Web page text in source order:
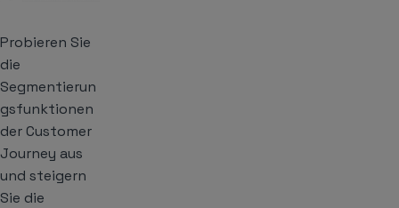
Probieren Sie
die
Segmentierun
gsfunktionen
der Customer
Journey aus
und steigern
Sie die